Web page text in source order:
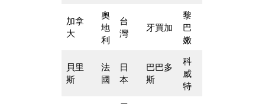
加拿
大
奧
地
利
台
灣
牙買加
黎
巴
嫩
貝里
斯
法
國
日
本
巴巴多
斯
科
威
特